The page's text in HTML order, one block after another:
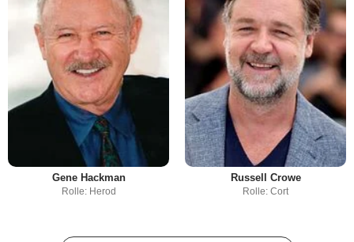
Gene Hackman
Rolle: Herod
Russell Crowe
Rolle: Cort